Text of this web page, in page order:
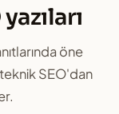
öne
SEO'dan